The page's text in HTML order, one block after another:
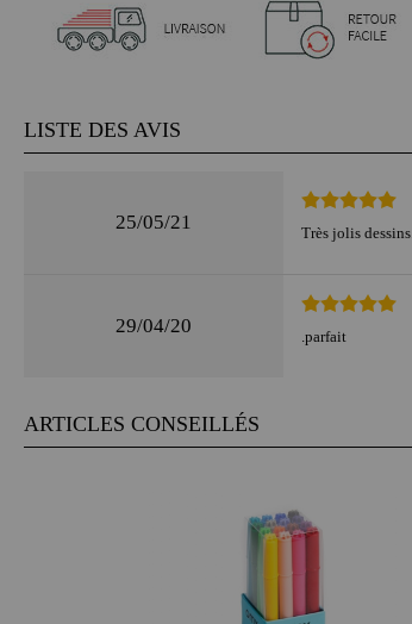
LISTE DES AVIS
25/05/21 Très jolis dessins.
29/04/20 .parfait
ARTICLES CONSEILLÉS